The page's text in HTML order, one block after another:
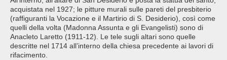
acquistata nel 1927; le pitture murali sulle pareti del presbiterio
(raffiguranti la Vocazione e il Martirio di S. Desiderio), così come
quelli della volta (Madonna Assunta e gli Evangelisti) sono di
Anacleto Laretto (1911-12). Le tele sugli altari sono quelle
descritte nel 1714 all’interno della chiesa precedente ai lavori di
rifacimento.